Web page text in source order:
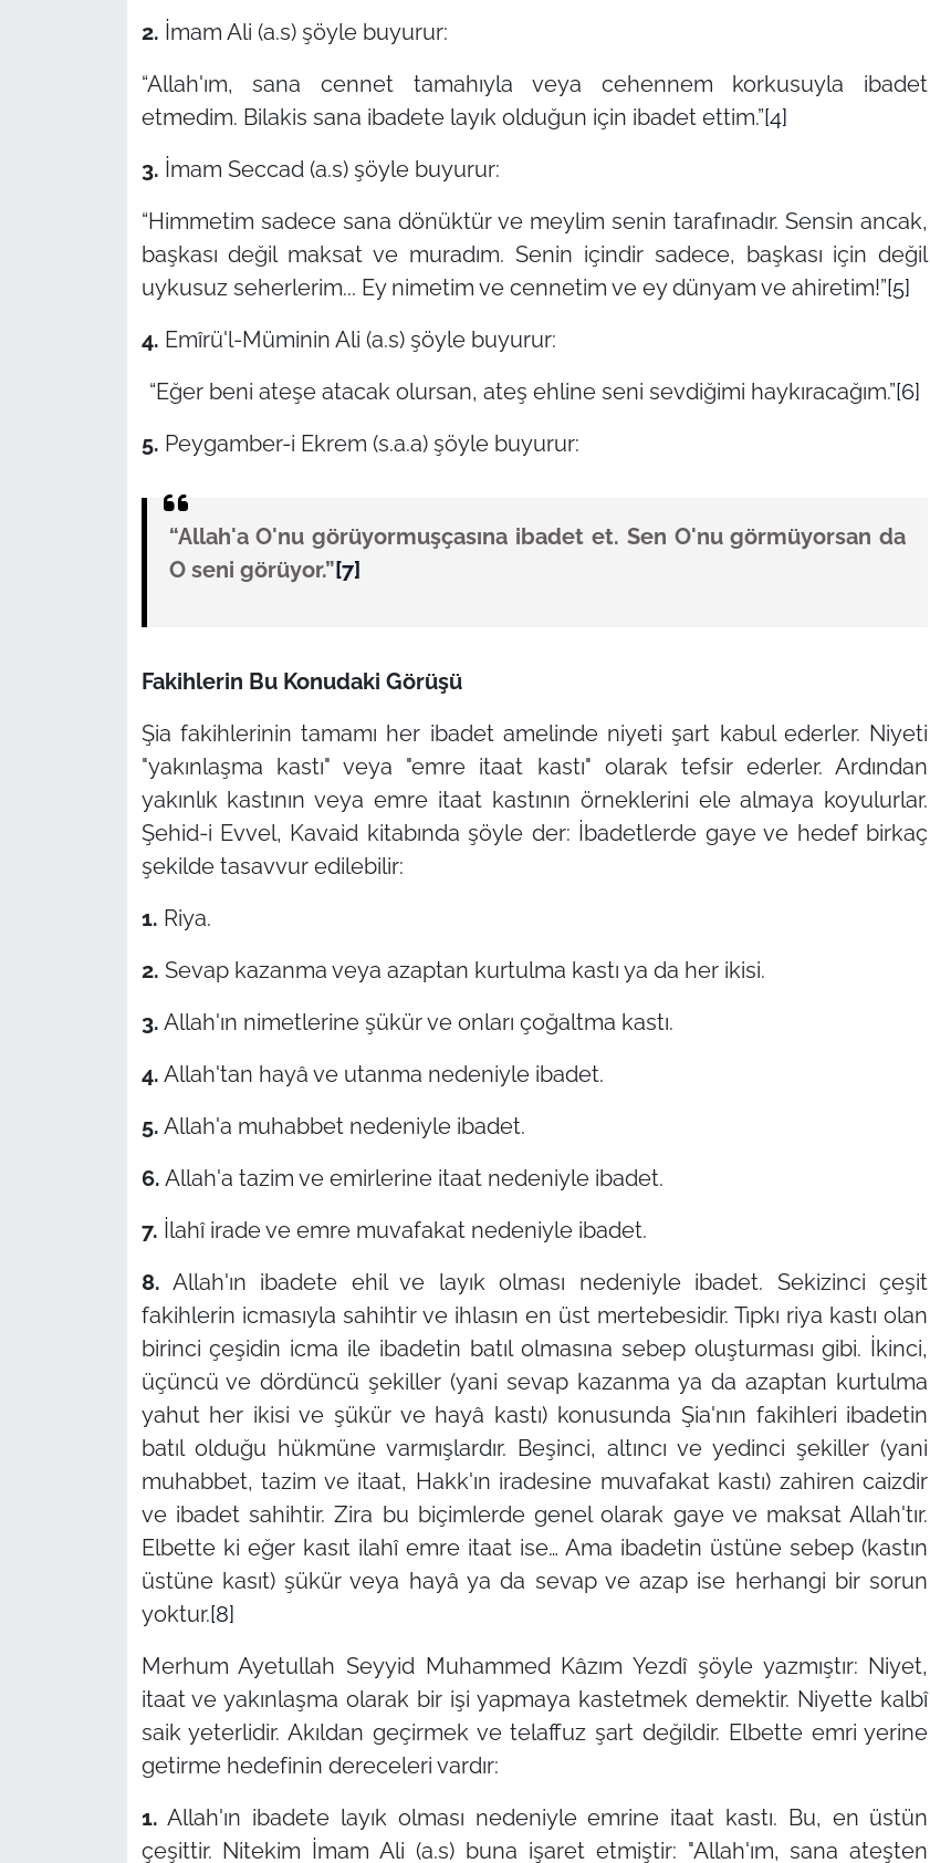
2. İmam Ali (a.s) şöyle buyurur:
“Allah'ım, sana cennet tamahıyla veya cehennem korkusuyla ibadet
etmedim. Bilakis sana ibadete layık olduğun için ibadet ettim.”[4]
3. İmam Seccad (a.s) şöyle buyurur:
“Himmetim sadece sana dönüktür ve meylim senin tarafınadır. Sensin ancak,
başkası değil maksat ve muradım. Senin içindir sadece, başkası için değil
uykusuz seherlerim... Ey nimetim ve cennetim ve ey dünyam ve ahiretim!”[5]
4. Emîrü'l-Müminin Ali (a.s) şöyle buyurur:
“Eğer beni ateşe atacak olursan, ateş ehline seni sevdiğimi haykıracağım.”[6]
5. Peygamber-i Ekrem (s.a.a) şöyle buyurur:
“Allah'a O'nu görüyormuşçasına ibadet et. Sen O'nu görmüyorsan da
O seni görüyor.”[7]
Fakihlerin Bu Konudaki Görüşü
Şia fakihlerinin tamamı her ibadet amelinde niyeti şart kabul ederler. Niyeti
"yakınlaşma kastı" veya "emre itaat kastı" olarak tefsir ederler. Ardından
yakınlık kastının veya emre itaat kastının örneklerini ele almaya koyulurlar.
Şehid-i Evvel, Kavaid kitabında şöyle der: İbadetlerde gaye ve hedef birkaç
şekilde tasavvur edilebilir:
1. Riya.
2. Sevap kazanma veya azaptan kurtulma kastı ya da her ikisi.
3. Allah'ın nimetlerine şükür ve onları çoğaltma kastı.
4. Allah'tan hayâ ve utanma nedeniyle ibadet.
5. Allah'a muhabbet nedeniyle ibadet.
6. Allah'a tazim ve emirlerine itaat nedeniyle ibadet.
7. İlahî irade ve emre muvafakat nedeniyle ibadet.
8. Allah'ın ibadete ehil ve layık olması nedeniyle ibadet. Sekizinci çeşit
fakihlerin icmasıyla sahihtir ve ihlasın en üst mertebesidir. Tıpkı riya kastı olan
birinci çeşidin icma ile ibadetin batıl olmasına sebep oluşturması gibi. İkinci,
üçüncü ve dördüncü şekiller (yani sevap kazanma ya da azaptan kurtulma
yahut her ikisi ve şükür ve hayâ kastı) konusunda Şia'nın fakihleri ibadetin
batıl olduğu hükmüne varmışlardır. Beşinci, altıncı ve yedinci şekiller (yani
muhabbet, tazim ve itaat, Hakk'ın iradesine muvafakat kastı) zahiren caizdir
ve ibadet sahihtir. Zira bu biçimlerde genel olarak gaye ve maksat Allah'tır.
Elbette ki eğer kasıt ilahî emre itaat ise… Ama ibadetin üstüne sebep (kastın
üstüne kasıt) şükür veya hayâ ya da sevap ve azap ise herhangi bir sorun
yoktur.[8]
Merhum Ayetullah Seyyid Muhammed Kâzım Yezdî şöyle yazmıştır: Niyet,
itaat ve yakınlaşma olarak bir işi yapmaya kastetmek demektir. Niyette kalbî
saik yeterlidir. Akıldan geçirmek ve telaffuz şart değildir. Elbette emri yerine
getirme hedefinin dereceleri vardır:
1. Allah'ın ibadete layık olması nedeniyle emrine itaat kastı. Bu, en üstün
çeşittir. Nitekim İmam Ali (a.s) buna işaret etmiştir: "Allah'ım, sana ateşten